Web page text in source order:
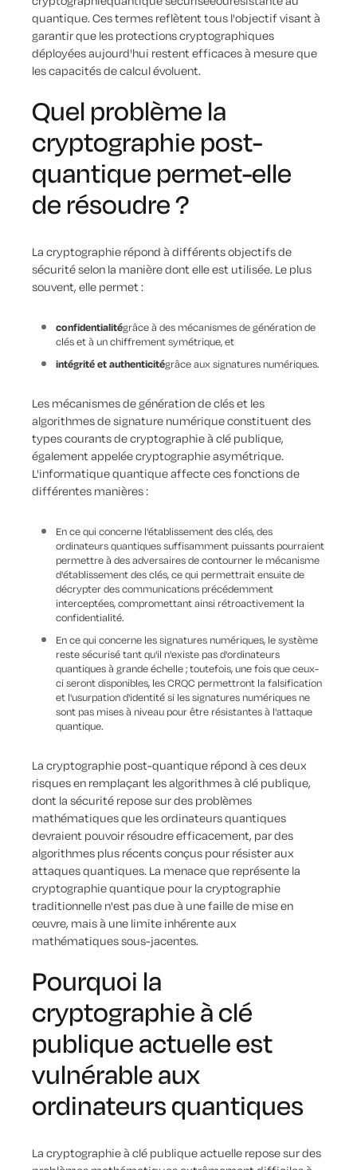
quantique. Ces termes reflètent tous l'objectif visant à
garantir que les protections cryptographiques
déployées aujourd'hui restent efficaces à mesure que
les capacités de calcul évoluent.
Quel problème la
cryptographie post-
quantique permet-elle
de résoudre ?
La cryptographie répond à différents objectifs de
sécurité selon la manière dont elle est utilisée. Le plus
souvent, elle permet :
confidentialitégrâce à des mécanismes de génération de
clés et à un chiffrement symétrique, et
intégrité et authenticitégrâce aux signatures numériques.
Les mécanismes de génération de clés et les
algorithmes de signature numérique constituent des
types courants de cryptographie à clé publique,
également appelée cryptographie asymétrique.
L'informatique quantique affecte ces fonctions de
différentes manières :
En ce qui concerne l'établissement des clés, des
ordinateurs quantiques suffisamment puissants pourraient
permettre à des adversaires de contourner le mécanisme
d'établissement des clés, ce qui permettrait ensuite de
décrypter des communications précédemment
interceptées, compromettant ainsi rétroactivement la
confidentialité.
En ce qui concerne les signatures numériques, le système
reste sécurisé tant qu'il n'existe pas d'ordinateurs
quantiques à grande échelle ; toutefois, une fois que ceux-
ci seront disponibles, les CRQC permettront la falsification
et l'usurpation d'identité si les signatures numériques ne
sont pas mises à niveau pour être résistantes à l'attaque
quantique.
La cryptographie post-quantique répond à ces deux
risques en remplaçant les algorithmes à clé publique,
dont la sécurité repose sur des problèmes
mathématiques que les ordinateurs quantiques
devraient pouvoir résoudre efficacement, par des
algorithmes plus récents conçus pour résister aux
attaques quantiques. La menace que représente la
cryptographie quantique pour la cryptographie
traditionnelle n'est pas due à une faille de mise en
œuvre, mais à une limite inhérente aux
mathématiques sous-jacentes.
Pourquoi la
cryptographie à clé
publique actuelle est
vulnérable aux
ordinateurs quantiques
La cryptographie à clé publique actuelle repose sur des